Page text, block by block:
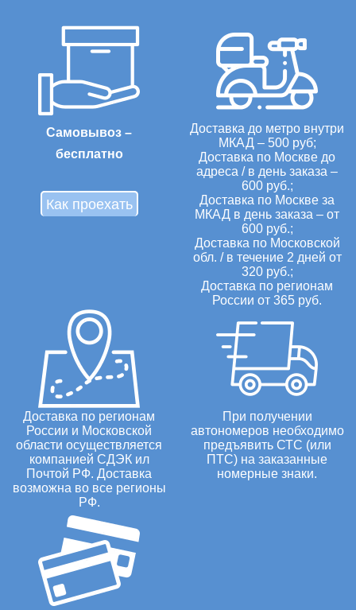
Самовывоз –
бесплатно
Как проехать
Доставка до метро внутри
МКАД – 500 руб;
Доставка по Москве до
адреса / в день заказа –
600 руб.;
Доставка по Москве за
МКАД в день заказа – от
600 руб.;
Доставка по Московской
обл. / в течение 2 дней от
320 руб.;
Доставка по регионам
России от 365 руб.
Доставка по регионам
России и Московской
области осуществляется
компанией СДЭК ил
Почтой РФ. Доставка
возможна во все регионы
РФ.
При получении
автономеров необходимо
предъявить СТС (или
ПТС) на заказанные
номерные знаки.